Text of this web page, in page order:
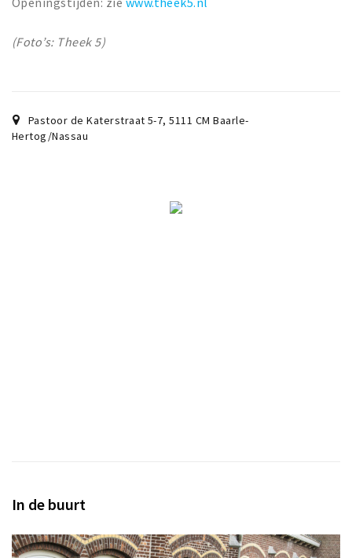
Inloggen
(Foto’s: Theek 5)
Pastoor de Katerstraat 5-7,5111 CM Baarle-
Hertog/Nassau
In de buurt